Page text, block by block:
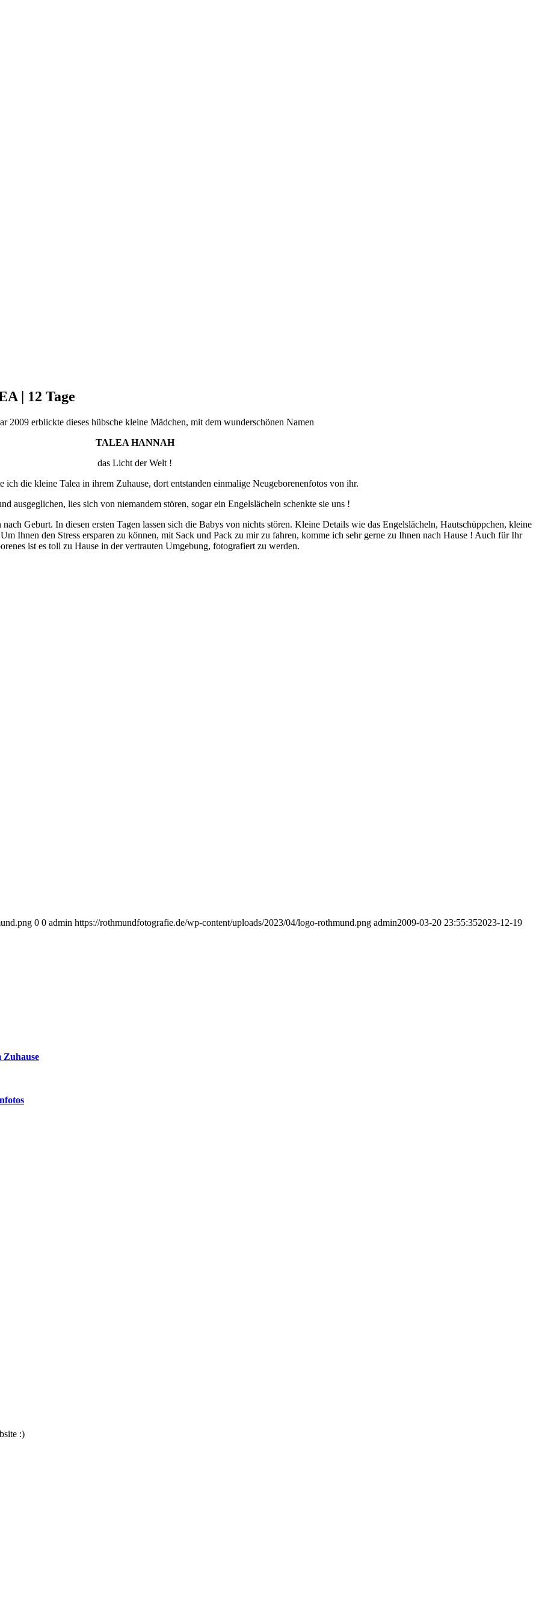
| 12 Tage
2009 erblickte dieses hübsche kleine Mädchen, mit dem wunderschönen Namen
TALEA HANNAH
das Licht der Welt !
ich die kleine Talea in ihrem Zuhause, dort entstanden einmalige Neugeborenenfotos von ihr.
ausgeglichen, lies sich von niemandem stören, sogar ein Engelslächeln schenkte sie uns !
Geburt. In diesen ersten Tagen lassen sich die Babys von nichts stören. Kleine Details wie das Engelslächeln, Hautschüppchen, kleine
Ihnen den Stress ersparen zu können, mit Sack und Pack zu mir zu fahren, komme ich sehr gerne zu Ihnen nach Hause ! Auch für Ihr
ist es toll zu Hause in der vertrauten Umgebung, fotografiert zu werden.
0 0 admin https://rothmundfotografie.de/wp-content/uploads/2023/04/logo-rothmund.png admin2009-03-20 23:55:352023-12-19
Zuhause
:)